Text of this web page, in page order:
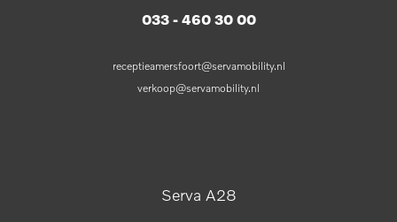
033 - 460 30 00
receptieamersfoort@servamobility.nl
verkoop@servamobility.nl
Serva A28